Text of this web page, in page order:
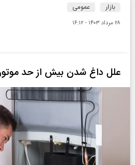
بازار عمومی
۲۸ مرداد ۱۴۰۳ - ۱۶:۱۲
علل داغ شدن بیش از حد